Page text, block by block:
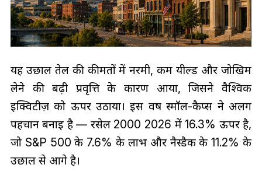
यह उछाल तेल की कीमतों में नरमी, कम यील्ड और जोखिम
लेने की बढ़ी प्रवृत्ति के कारण आया, जिसने वैश्विक
इक्विटीज़ को ऊपर उठाया। इस वर्ष स्मॉल-कैप्स ने अलग
पहचान बनाई है — रसेल 2000 2026 में 16.3% ऊपर है,
जो S&P 500 के 7.6% के लाभ और नैस्डैक के 11.2% के
उछाल से आगे है।